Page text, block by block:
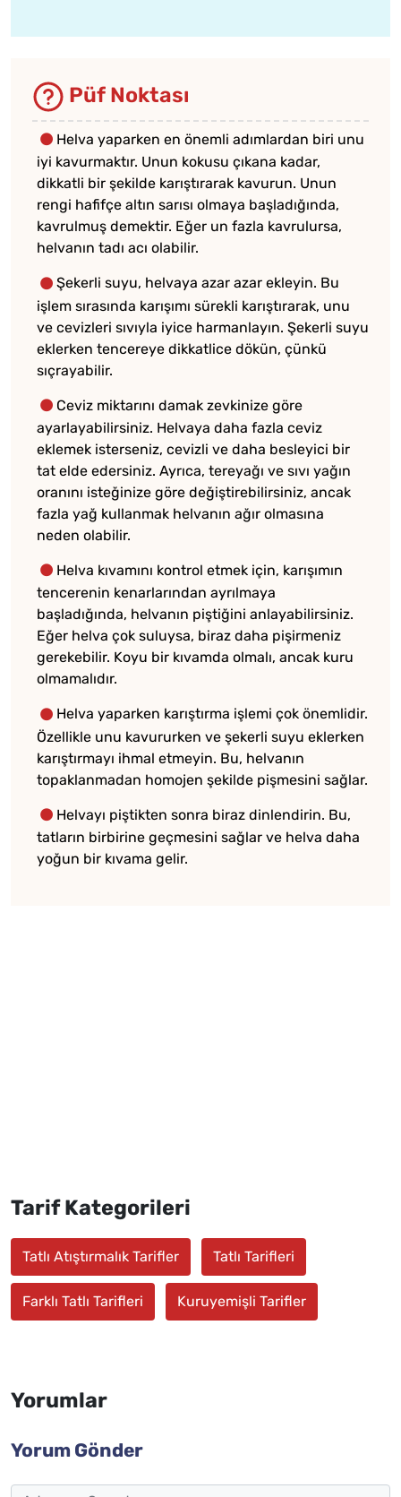
Püf Noktası
Helva yaparken en önemli adımlardan biri unu
iyi kavurmaktır. Unun kokusu çıkana kadar,
dikkatli bir şekilde karıştırarak kavurun. Unun
rengi hafifçe altın sarısı olmaya başladığında,
kavrulmuş demektir. Eğer un fazla kavrulursa,
helvanın tadı acı olabilir.
Şekerli suyu, helvaya azar azar ekleyin. Bu
işlem sırasında karışımı sürekli karıştırarak, unu
ve cevizleri sıvıyla iyice harmanlayın. Şekerli suyu
eklerken tencereye dikkatlice dökün, çünkü
sıçrayabilir.
Ceviz miktarını damak zevkinize göre
ayarlayabilirsiniz. Helvaya daha fazla ceviz
eklemek isterseniz, cevizli ve daha besleyici bir
tat elde edersiniz. Ayrıca, tereyağı ve sıvı yağın
oranını isteğinize göre değiştirebilirsiniz, ancak
fazla yağ kullanmak helvanın ağır olmasına
neden olabilir.
Helva kıvamını kontrol etmek için, karışımın
tencerenin kenarlarından ayrılmaya
başladığında, helvanın piştiğini anlayabilirsiniz.
Eğer helva çok suluysa, biraz daha pişirmeniz
gerekebilir. Koyu bir kıvamda olmalı, ancak kuru
olmamalıdır.
Helva yaparken karıştırma işlemi çok önemlidir.
Özellikle unu kavururken ve şekerli suyu eklerken
karıştırmayı ihmal etmeyin. Bu, helvanın
topaklanmadan homojen şekilde pişmesini sağlar.
Helvayı piştikten sonra biraz dinlendirin. Bu,
tatların birbirine geçmesini sağlar ve helva daha
yoğun bir kıvama gelir.
Tarif Kategorileri
Tatlı Atıştırmalık Tarifler Tatlı Tarifleri
Farklı Tatlı Tarifleri Kuruyemişli Tarifler
Yorumlar
Yorum Gönder